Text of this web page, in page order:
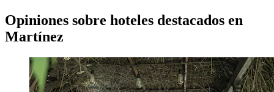
Opiniones sobre hoteles destacados en
Martínez